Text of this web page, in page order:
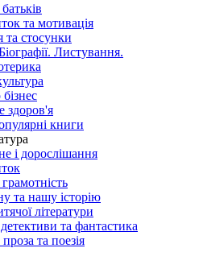
та мотивація
та стосунки
Листування.
здоров'я
книги
і дорослішання
та нашу історію
літератури
детективи та фантастика
та поезія